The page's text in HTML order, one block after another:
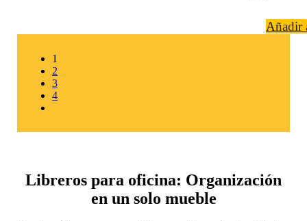
Añadir
1
2
3
4
Libreros para oficina: Organización
en un solo mueble